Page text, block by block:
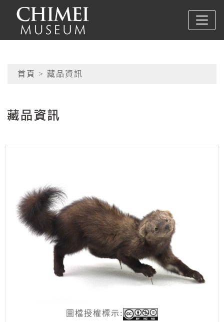
跳到主要內容
奇美博物館
網頁導覽
首頁 > 藏品資訊
圖檔授權標示: